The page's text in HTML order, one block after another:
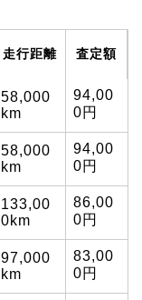
走行距離 査定額
58,000
km
94,00
0円
58,000
km
94,00
0円
133,00
0km
86,00
0円
97,000
km
83,00
0円